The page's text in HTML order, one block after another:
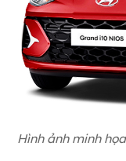
Hình ảnh minh